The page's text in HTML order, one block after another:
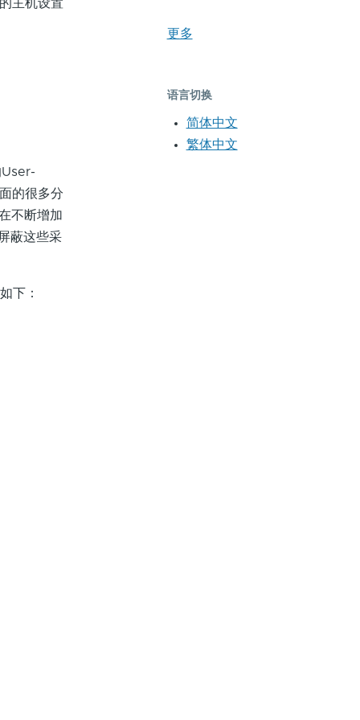
主机设置
的很多分
不断增加
蔽这些采
下：
更多
语言切换
简体中文
繁体中文